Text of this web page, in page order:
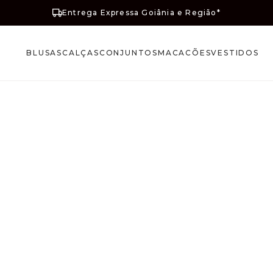
Entrega Expressa Goiânia e Região*
BLUSASCALÇASCONJUNTOSMACACÕESVESTIDOS